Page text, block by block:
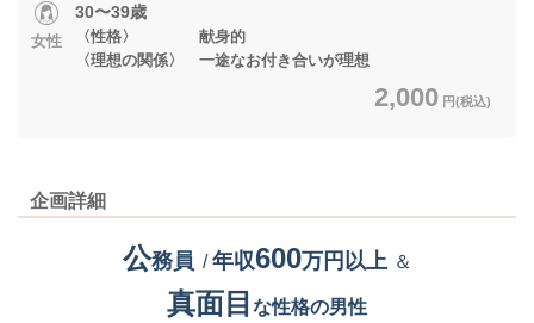
女性
30〜39歳
〈性格〉 献身的
〈理想の関係〉 一途なお付き合いが理想
2,000 円(税込)
企画詳細
公務員 /年収600万円以上 ＆
真面目 な性格の男性